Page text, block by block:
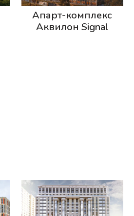
Апарт-комплекс
Аквилон Signal